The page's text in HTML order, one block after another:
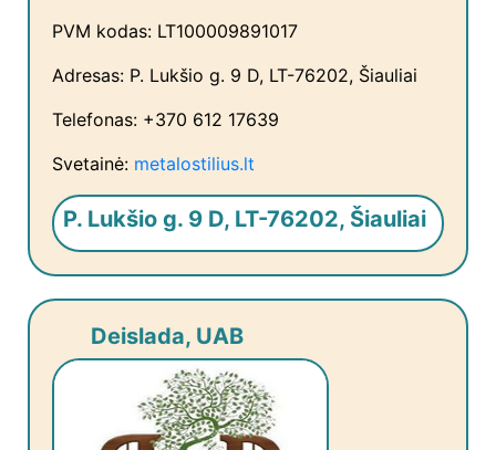
PVM kodas: LT100009891017
Adresas: P. Lukšio g. 9 D, LT-76202, Šiauliai
Telefonas: +370 612 17639
Svetainė: metalostilius.lt
P. Lukšio g. 9 D, LT-76202, Šiauliai
Deislada, UAB